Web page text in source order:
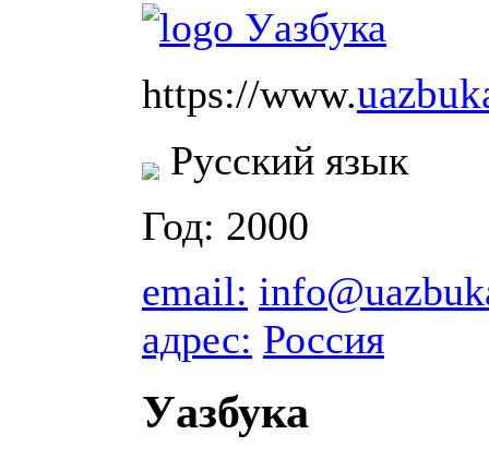
https://www.
Русский язык
Год: 2000
email:
адрес: Россия
Уазбука